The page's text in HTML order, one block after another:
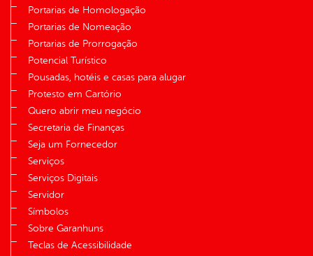
Portarias de Homologação
Portarias de Nomeação
Portarias de Prorrogação
Potencial Turístico
Pousadas, hotéis e casas para alugar
Protesto em Cartório
Quero abrir meu negócio
Secretaria de Finanças
Seja um Fornecedor
Serviços
Serviços Digitais
Servidor
Símbolos
Sobre Garanhuns
Teclas de Acessibilidade